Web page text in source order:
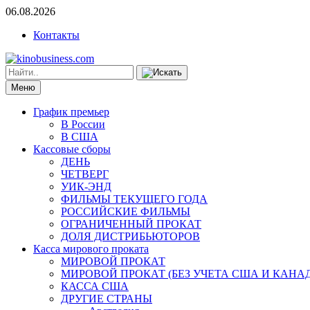
06.08.2026
Контакты
Меню
График премьер
В России
В США
Кассовые сборы
ДЕНЬ
ЧЕТВЕРГ
УИК-ЭНД
ФИЛЬМЫ ТЕКУЩЕГО ГОДА
РОССИЙСКИЕ ФИЛЬМЫ
ОГРАНИЧЕННЫЙ ПРОКАТ
ДОЛЯ ДИСТРИБЬЮТОРОВ
Касса мирового проката
МИРОВОЙ ПРОКАТ
МИРОВОЙ ПРОКАТ (БЕЗ УЧЕТА США И
КАССА США
ДРУГИЕ СТРАНЫ